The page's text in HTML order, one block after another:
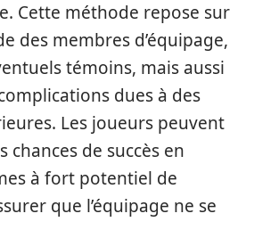
Cette méthode repose sur
des membres d’équipage,
témoins, mais aussi
dues à des
Les joueurs peuvent
chances de succès en
à fort potentiel de
que l’équipage ne se